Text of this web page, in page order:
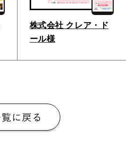
株式会社 クレア・ド
ール様